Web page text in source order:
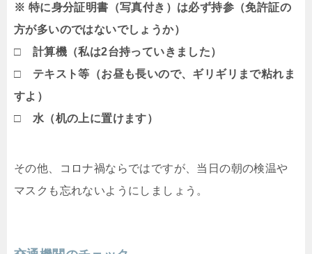
※ 特に身分証明書（写真付き）は必ず持参（免許証の
方が多いのではないでしょうか）
□ 計算機（私は2台持っていきました）
□ テキスト等（お昼も長いので、ギリギリまで粘れま
すよ）
□ 水（机の上に置けます）
その他、コロナ禍ならではですが、当日の朝の検温や
マスクも忘れないようにしましょう。